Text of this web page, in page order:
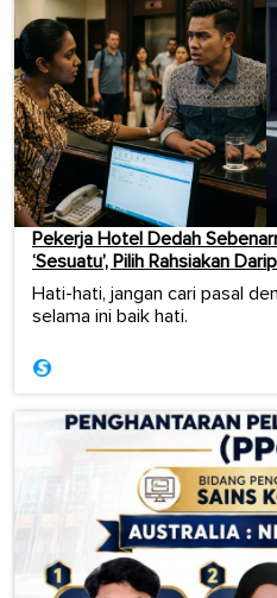
Pekerja Hotel Dedah
‘Sesuatu’, Pilih Rahsiakan
Hati-hati, jangan cari pasal
selama ini baik hati.